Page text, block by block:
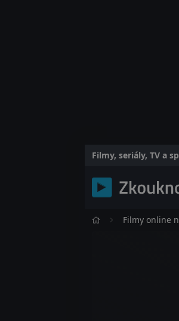
Filmy, seriály, TV a
Filmy online